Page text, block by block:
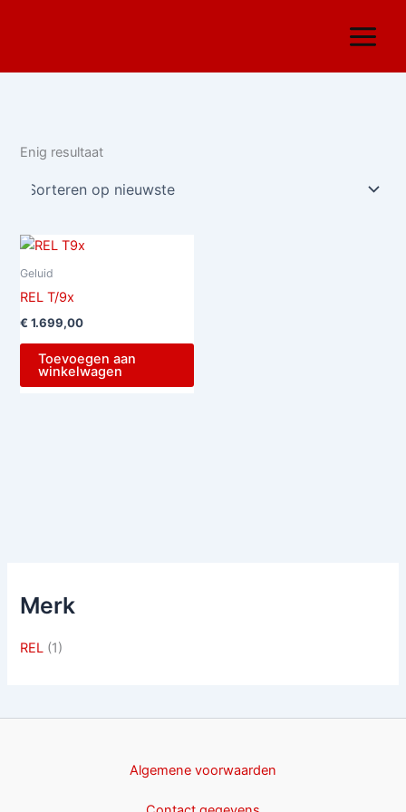
inhoud
Enig resultaat
Geluid
REL T/9x
€ 1.699,00
Toevoegen aan
winkelwagen
Merk
REL (1)
Algemene voorwaarden